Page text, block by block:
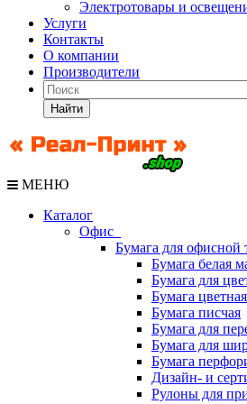
Электротовары и
Услуги
Контакты
О компании
Производители
Найти
МЕНЮ
Каталог
Офис
Бумага для офисной
Бумага белая
Бумага для
Бумага
Бумага писчая
Бумага для
Бумага для
Бумага
Дизайн- и
Рулоны для